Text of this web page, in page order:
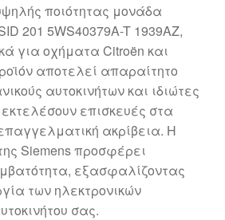
ποιότητας μονάδα
201 5WS40379A-T 1939AZ,
για οχήματα Citroën και
αποτελεί απαραίτητο
αυτοκινήτων και ιδιώτες
επισκευές στα
ακρίβεια. Η
Siemens προσφέρει
εξασφαλίζοντας
των ηλεκτρονικών
σας.